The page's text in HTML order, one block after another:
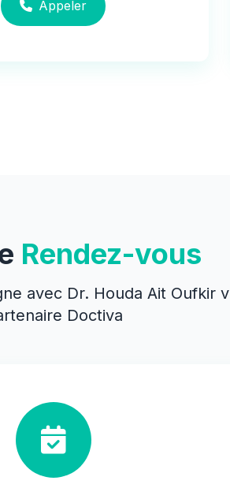
Appeler
Rendez-vous
avec Dr. Houda Ait Oufkir
Doctiva